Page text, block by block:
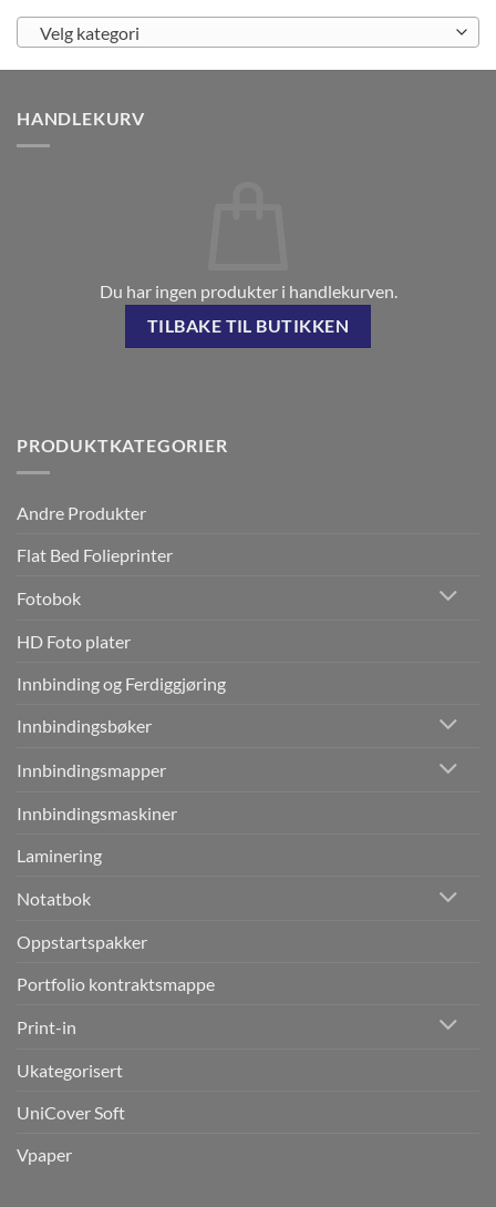
Velg kategori
HANDLEKURV
Du har ingen produkter i handlekurven.
TILBAKE TIL BUTIKKEN
PRODUKTKATEGORIER
Andre Produkter
Flat Bed Folieprinter
Fotobok
HD Foto plater
Innbinding og Ferdiggjøring
Innbindingsbøker
Innbindingsmapper
Innbindingsmaskiner
Laminering
Notatbok
Oppstartspakker
Portfolio kontraktsmappe
Print-in
Ukategorisert
UniCover Soft
Vpaper